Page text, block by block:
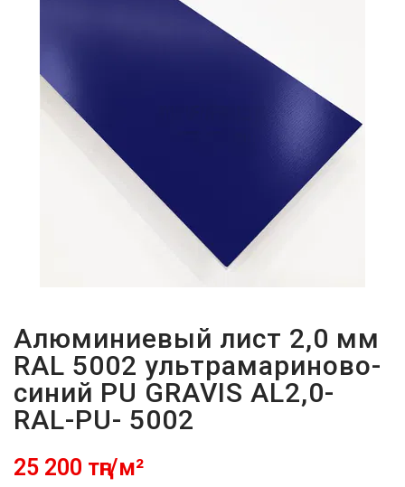
Алюминиевый лист 2,0 мм
RAL 5002 ультрамариново-
синий PU GRAVIS AL2,0-
RAL-PU- 5002
25 200 тңг/м²